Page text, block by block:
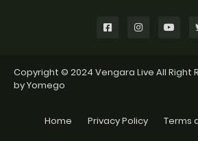
Copyright © 2024 Vengara Live All Right
byYomego
Home Privacy Policy Terms